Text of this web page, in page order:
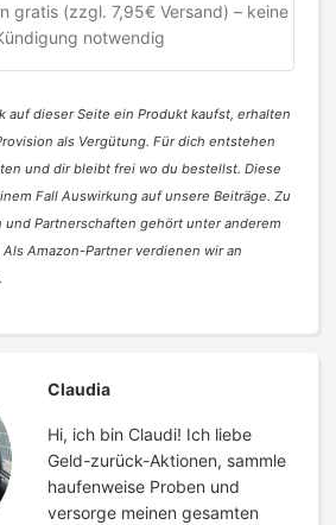
gratis (zzgl. 7,95€ Versand) – keine
notwendig
auf dieser Seite ein Produkt kaufst, erhalten
als Vergütung. Für dich entstehen
und dir bleibt frei wo du bestellst. Diese
Fall Auswirkung auf unsere Beiträge. Zu
und Partnerschaften gehört unter anderem
Amazon-Partner verdienen wir an
Claudia
Hi, ich bin Claudi! Ich liebe
Geld-zurück-Aktionen, sammle
haufenweise Proben und
versorge meinen gesamten